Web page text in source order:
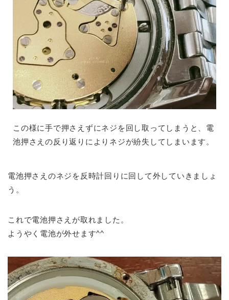
この様に手で押さえずにネジを回し取ってしまうと、電
池押さえの反り返りによりネジが紛失してしまいます。
電池押さえのネジを反時計回りに回して外していきましょ
う。
これで電池押さえが取れました。
ようやく電池が外せます^^